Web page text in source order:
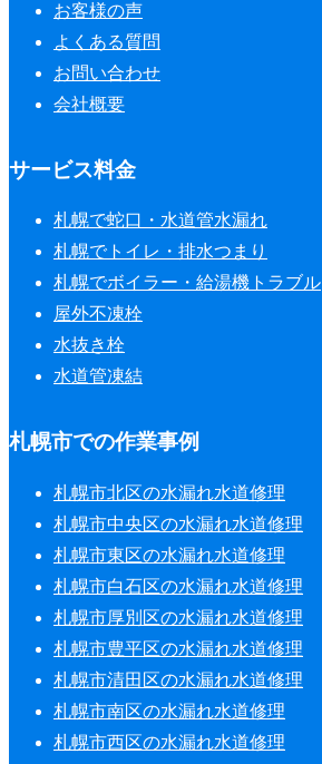
お客様の声
よくある質問
お問い合わせ
会社概要
サービス料金
札幌で蛇口・水道管水漏れ
札幌でトイレ・排水つまり
札幌でボイラー・給湯機トラブル
屋外不凍栓
水抜き栓
水道管凍結
札幌市での作業事例
札幌市北区の水漏れ水道修理
札幌市中央区の水漏れ水道修理
札幌市東区の水漏れ水道修理
札幌市白石区の水漏れ水道修理
札幌市厚別区の水漏れ水道修理
札幌市豊平区の水漏れ水道修理
札幌市清田区の水漏れ水道修理
札幌市南区の水漏れ水道修理
札幌市西区の水漏れ水道修理